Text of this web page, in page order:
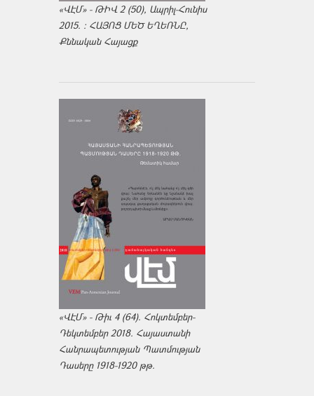
«ՎԷՄ» - ԹԻՎ 2 (50), Ապրիլ-Հունիս
2015. : ՀԱՅՈՑ ՄԵԾ ԵՂԵՌՆԸ,
Քննական Հայացք
«ՎԷՄ» - Թիւ 4 (64). Հոկտեմբեր-
Դեկտեմբեր 2018. Հայաստանի
Հանրապետության Պատմության
Դասերը 1918-1920 թթ.